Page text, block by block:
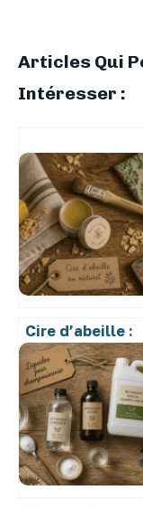
Articles Qui
Intéresser :
Cire d’abeille :
comment
l’utiliser en
cosmétique,
entretien du
et cuisine zéro
déchet ?